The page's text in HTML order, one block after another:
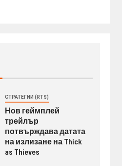
СТРАТЕГИИ (RTS)
Нов геймплей
трейлър
потвърждава датата
на излизане на Thick
as Thieves